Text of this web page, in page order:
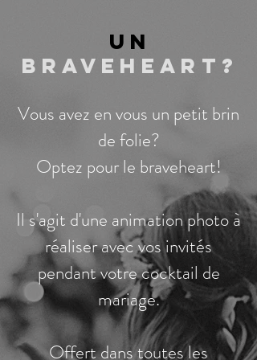
un
braveheart?
Vous avez en vous un petit brin
de folie?
Optez pour le braveheart!
Il s'agit d'une animation photo à
réaliser avec vos invités
pendant votre cocktail de
mariage.
Offert dans toutes les